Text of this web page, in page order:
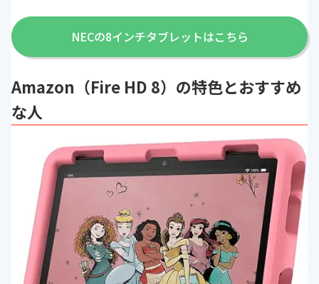
NECの8インチタブレットはこちら
Amazon（Fire HD 8）の特色とおすすめ
な人